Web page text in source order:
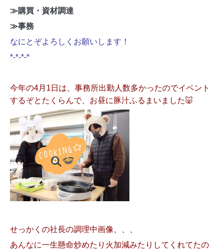
≫購買・資材調達
≫事務
なにとぞよろしくお願いします！
*-*-*-*
今年の4月1日は、事務所出勤人数多かったのでイベント
するぞとたくらんで、お昼に豚汁ふるまいました🐷
せっかくの社長の調理中画像、、、
あんなに一生懸命炒めたり火加減みたりしてくれてたの